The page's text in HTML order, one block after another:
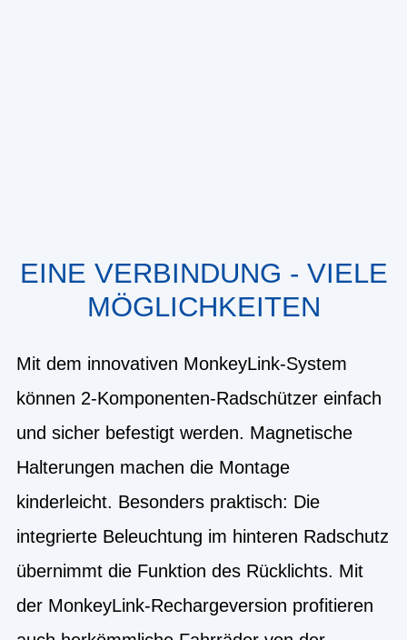
EINE VERBINDUNG - VIELE
MÖGLICHKEITEN
Mit dem innovativen MonkeyLink-System
können 2-Komponenten-Radschützer einfach
und sicher befestigt werden. Magnetische
Halterungen machen die Montage
kinderleicht. Besonders praktisch: Die
integrierte Beleuchtung im hinteren Radschutz
übernimmt die Funktion des Rücklichts. Mit
der MonkeyLink-Rechargeversion profitieren